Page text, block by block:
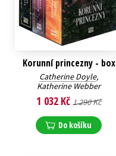
Korunní princezny - box
Catherine Doyle,
Katherine Webber
1 032 Kč 1 290 Kč
Do košíku